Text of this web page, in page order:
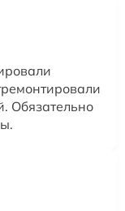
Обязательно